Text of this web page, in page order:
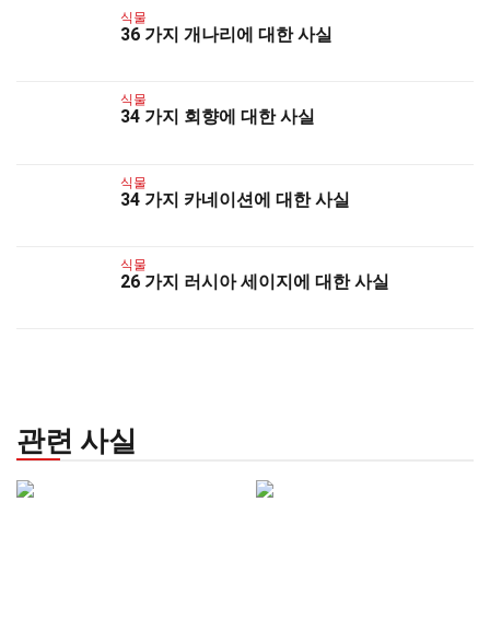
식물
36 가지 개나리에 대한 사실
식물
34 가지 회향에 대한 사실
식물
34 가지 카네이션에 대한 사실
식물
26 가지 러시아 세이지에 대한 사실
관련 사실